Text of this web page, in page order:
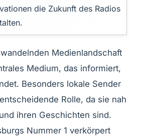
die Zukunft des Radios
Medienlandschaft
Medium, das informiert,
Besonders lokale Sender
Rolle, da sie nah
ihren Geschichten sind.
Nummer 1 verkörpert